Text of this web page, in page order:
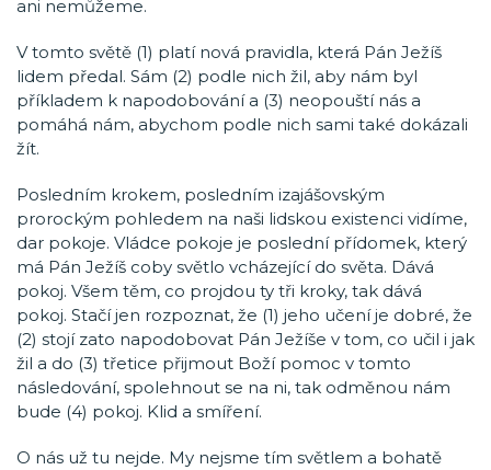
ani nemůžeme.
V tomto světě (1) platí nová pravidla, která Pán Ježíš
lidem předal. Sám (2) podle nich žil, aby nám byl
příkladem k napodobování a (3) neopouští nás a
pomáhá nám, abychom podle nich sami také dokázali
žít.
Posledním krokem, posledním izajášovským
prorockým pohledem na naši lidskou existenci vidíme,
dar pokoje. Vládce pokoje je poslední přídomek, který
má Pán Ježíš coby světlo vcházející do světa. Dává
pokoj. Všem těm, co projdou ty tři kroky, tak dává
pokoj. Stačí jen rozpoznat, že (1) jeho učení je dobré, že
(2) stojí zato napodobovat Pán Ježíše v tom, co učil i jak
žil a do (3) třetice přijmout Boží pomoc v tomto
následování, spolehnout se na ni, tak odměnou nám
bude (4) pokoj. Klid a smíření.
O nás už tu nejde. My nejsme tím světlem a bohatě